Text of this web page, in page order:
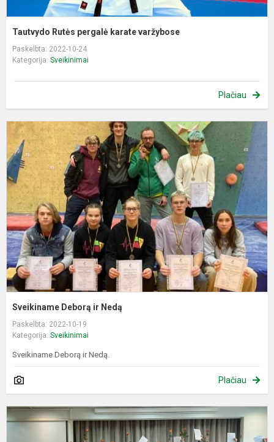
Tautvydo Rutės pergalė karate varžybose
Paskelbta: 2022-10-24
Kategorija: Sveikinimai
Plačiau
Sveikiname Deborą ir Nedą
Paskelbta: 2022-10-19
Kategorija: Sveikinimai
Sveikiname Deborą ir Nedą.
Plačiau